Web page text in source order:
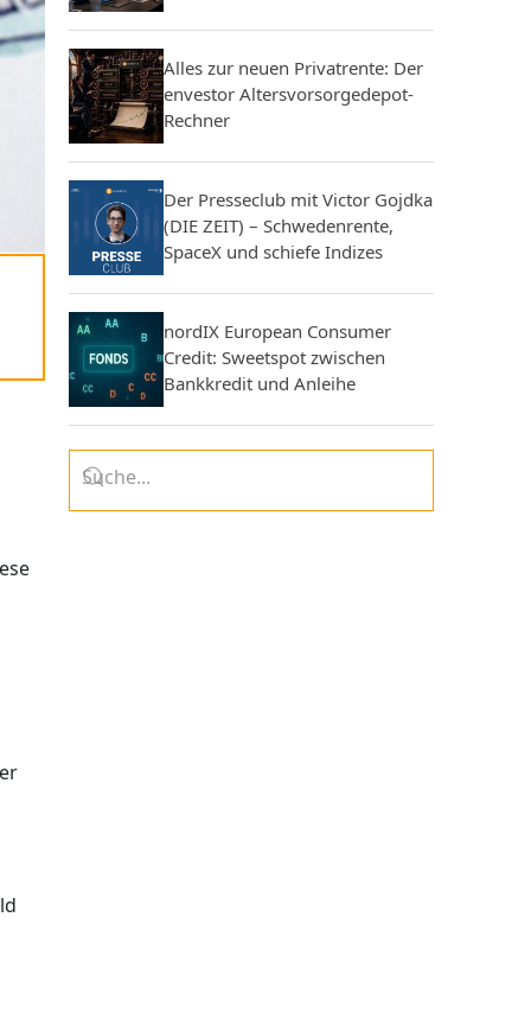
Alles zur neuen Privatrente: Der
envestor Altersvorsorgedepot-
Rechner
Der Presseclub mit Victor Gojdka
(DIE ZEIT) – Schwedenrente,
SpaceX und schiefe Indizes
nordIX European Consumer
Credit: Sweetspot zwischen
Bankkredit und Anleihe